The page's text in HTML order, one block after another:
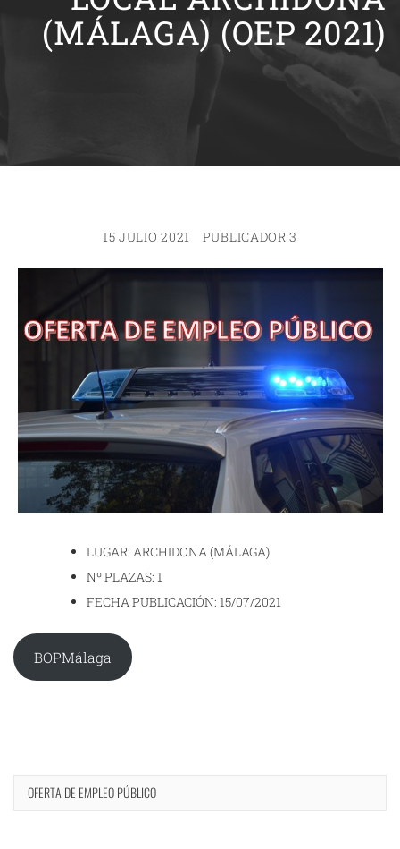
(MÁLAGA) (OEP 2021)
15 JULIO 2021 PUBLICADOR 3
LUGAR: ARCHIDONA (MÁLAGA)
Nº PLAZAS: 1
FECHA PUBLICACIÓN: 15/07/2021
BOPMálaga
OFERTA DE EMPLEO PÚBLICO